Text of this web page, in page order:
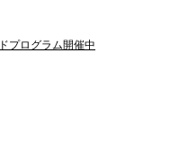
プログラム開催中